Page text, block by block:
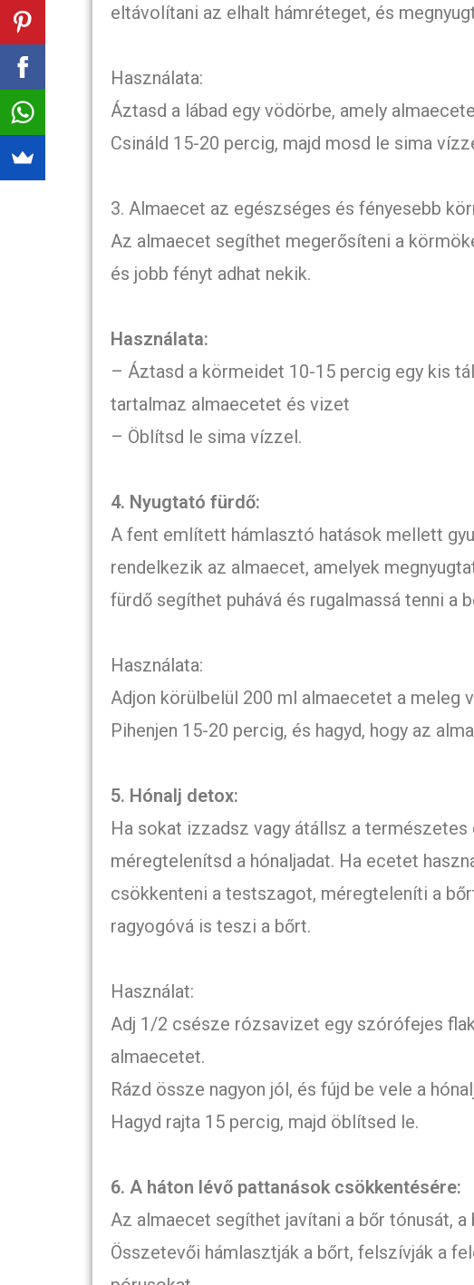
eltávolítani az elhalt hámréteget, és
Használata:
Áztasd a lábad egy vödörbe, amely
Csináld 15-20 percig, majd mosd le sima
3. Almaecet az egészséges és fényesebb
Az almaecet segíthet megerősíteni a
és jobb fényt adhat nekik.
Használata:
– Áztasd a körmeidet 10-15 percig egy kis
tartalmaz almaecetet és vizet
– Öblítsd le sima vízzel.
4. Nyugtató fürdő:
A fent említett hámlasztó hatások mellett
rendelkezik az almaecet, amelyek
fürdő segíthet puhává és rugalmassá tenni a
Használata:
Adjon körülbelül 200 ml almaecetet a meleg
Pihenjen 15-20 percig, és hagyd, hogy az
5. Hónalj detox:
Ha sokat izzadsz vagy átállsz a
méregtelenítsd a hónaljadat. Ha ecetet
csökkenteni a testszagot, méregteleníti a
ragyogóvá is teszi a bőrt.
Használat:
Adj 1/2 csésze rózsavizet egy szórófejes
almaecetet.
Rázd össze nagyon jól, és fújd be vele a
Hagyd rajta 15 percig, majd öblítsed le.
6. A háton lévő pattanások csökkentésére:
Az almaecet segíthet javítani a bőr tónusát,
Összetevői hámlasztják a bőrt, felszívják a